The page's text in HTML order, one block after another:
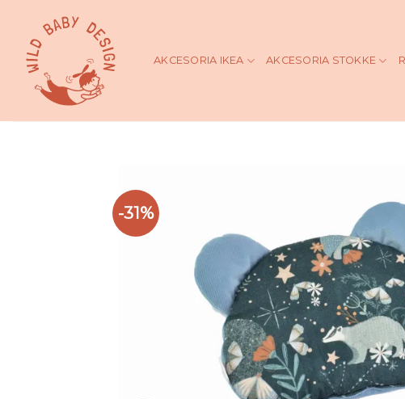
content
AKCESORIA IKEA AKCESORIA STOKKE
-31%